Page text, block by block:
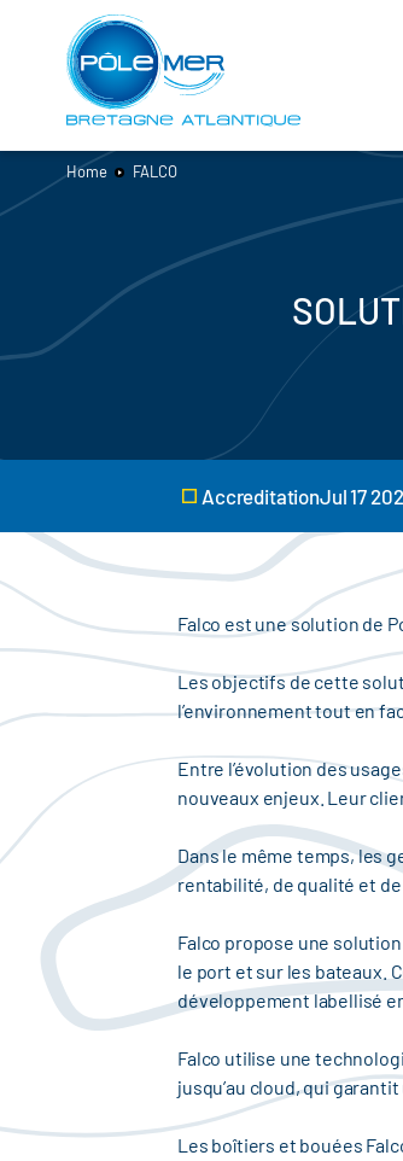
Cookies management panel
Home FALCO
AccreditationJul 17
Falco est une solution de
Les objectifs de cette
l’environnement tout en
Entre l’évolution des
nouveaux enjeux. Leur
Dans le même temps, les
rentabilité, de qualité et
Falco propose une
le port et sur les bateaux.
développement labellisé
Falco utilise une
jusqu’au cloud, qui
Les boîtiers et bouées